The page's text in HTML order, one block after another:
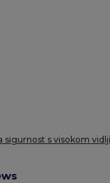
sigurnost s visokom